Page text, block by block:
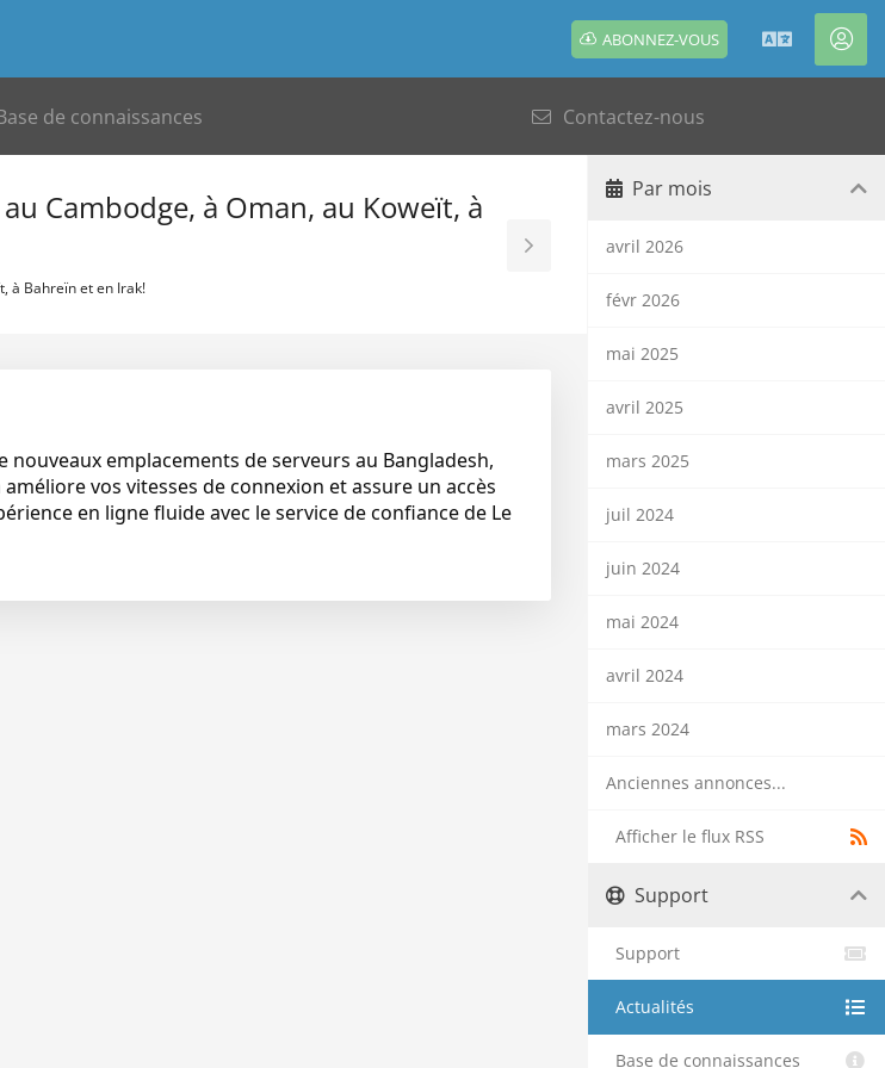
ABONNEZ-VOUS Français
de connaissances Contactez-nous
Cambodge, à Oman, au Koweït, à
à Bahreïn et en Irak!
Toggle
Sidebar
nouveaux emplacements de serveurs au Bangladesh,
vos vitesses de connexion et assure un accès
en ligne fluide avec le service de confiance de Le
Par mois
avril 2026
févr 2026
mai 2025
avril 2025
mars 2025
juil 2024
juin 2024
mai 2024
avril 2024
mars 2024
Anciennes annonces...
Afficher le flux RSS
Support
Support
Actualités
Base de connaissances